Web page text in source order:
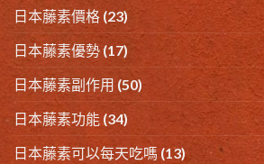
日本藤素價格 (23)
日本藤素優勢 (17)
日本藤素副作用 (50)
日本藤素功能 (34)
日本藤素可以每天吃嗎 (13)